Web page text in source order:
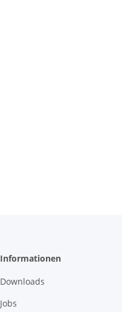
Informationen
Downloads
Jobs